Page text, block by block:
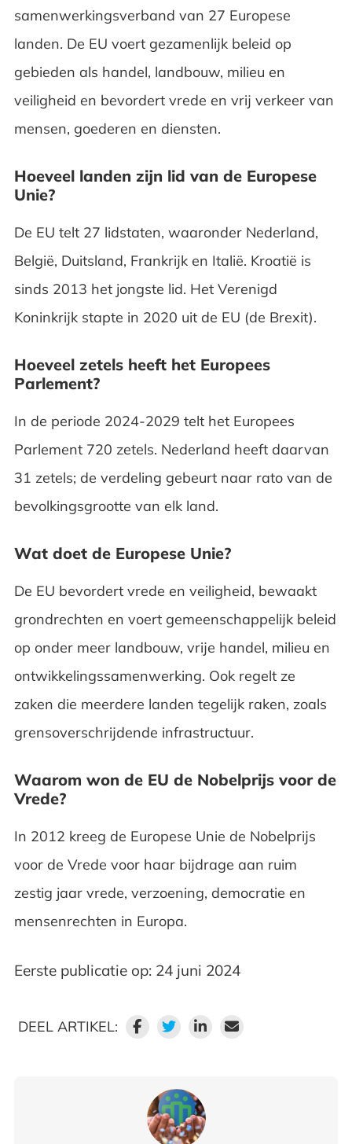
samenwerkingsverband van 27 Europese
landen. De EU voert gezamenlijk beleid op
gebieden als handel, landbouw, milieu en
veiligheid en bevordert vrede en vrij verkeer van
mensen, goederen en diensten.
Hoeveel landen zijn lid van de Europese
Unie?
De EU telt 27 lidstaten, waaronder Nederland,
België, Duitsland, Frankrijk en Italië. Kroatië is
sinds 2013 het jongste lid. Het Verenigd
Koninkrijk stapte in 2020 uit de EU (de Brexit).
Hoeveel zetels heeft het Europees
Parlement?
In de periode 2024-2029 telt het Europees
Parlement 720 zetels. Nederland heeft daarvan
31 zetels; de verdeling gebeurt naar rato van de
bevolkingsgrootte van elk land.
Wat doet de Europese Unie?
De EU bevordert vrede en veiligheid, bewaakt
grondrechten en voert gemeenschappelijk beleid
op onder meer landbouw, vrije handel, milieu en
ontwikkelingssamenwerking. Ook regelt ze
zaken die meerdere landen tegelijk raken, zoals
grensoverschrijdende infrastructuur.
Waarom won de EU de Nobelprijs voor de
Vrede?
In 2012 kreeg de Europese Unie de Nobelprijs
voor de Vrede voor haar bijdrage aan ruim
zestig jaar vrede, verzoening, democratie en
mensenrechten in Europa.
Eerste publicatie op: 24 juni 2024
DEEL ARTIKEL: